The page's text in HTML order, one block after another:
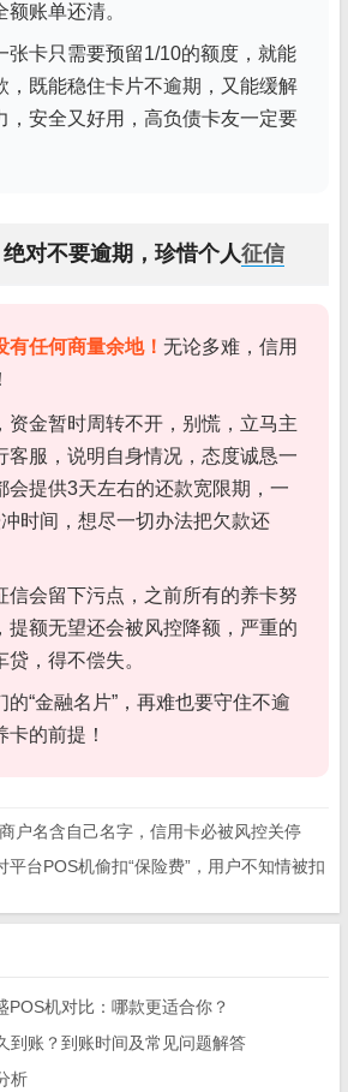
账单还清。
张卡只需要预留1/10的额度，就能
，既能稳住卡片不逾期，又能缓解
，安全又好用，高负债卡友一定要
对不要逾期，珍惜个人征信
任何商量余地！ 无论多难，信用
资金暂时周转不开，别慌，立马主
客服，说明自身情况，态度诚恳一
会提供3天左右的还款宽限期，一
时间，想尽一切办法把欠款还
信会留下污点，之前所有的养卡努
提额无望还会被风控降额，严重的
，得不偿失。
“金融名片”，再难也要守住不逾
的前提！
户名含自己名字，信用卡必被风控关停
平台POS机偷扣“保险费”，用户不知情被扣
POS机对比：哪款更适合你？
到账？到账时间及常见问题解答
析